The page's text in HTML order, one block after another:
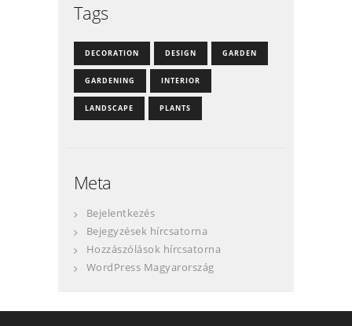
Tags
DECORATION DESIGN GARDEN
GARDENING INTERIOR
LANDSCAPE PLANTS
Meta
Bejelentkezés
Bejegyzések hírcsatorna
Hozzászólások hírcsatorna
WordPress Magyarország